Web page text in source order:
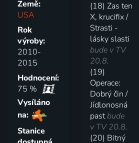
Země:
USA
Rok
výroby:
2010-
2015
Hodnocení:
75 %
Vysíláno
na:
Stanice
(18) Zas ten
X, krucifix /
Strasti -
lásky slasti
bude v TV
20.8.
(19)
Operace:
Dobrý čin /
Jídlonosná
pastbude
v TV 20.8.
(20) Bitný